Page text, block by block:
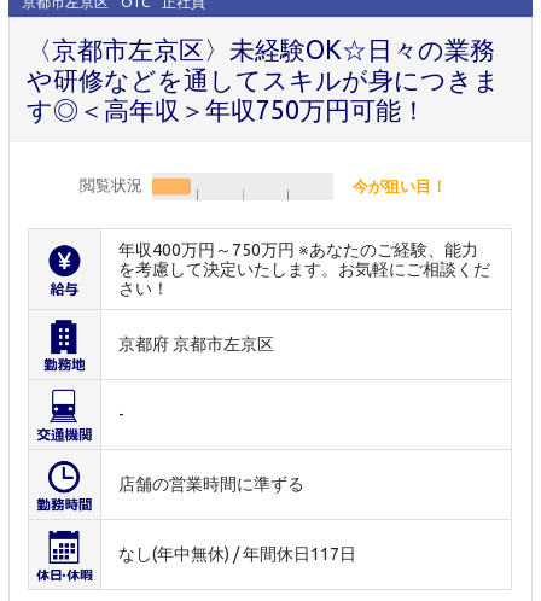
〈京都市左京区〉未経験OK☆日々の業務
や研修などを通してスキルが身につきま
す◎＜高年収＞年収750万円可能！
閲覧状況 今が狙い目！
年収400万円～750万円 ※あなたのご経験、能力
を考慮して決定いたします。お気軽にご相談くだ
さい！
京都府 京都市左京区
-
店舗の営業時間に準ずる
なし(年中無休) / 年間休日117日